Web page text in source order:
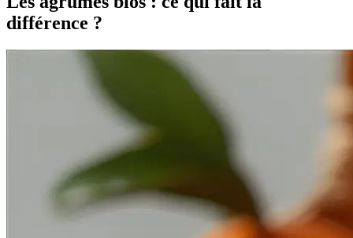
différence ?